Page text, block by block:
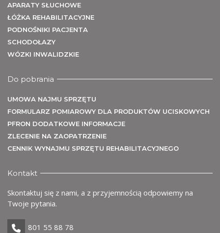
APARATY SŁUCHOWE
ŁÓŻKA REHABILITACYJNE
PODNOŚNIKI PACJENTA
SCHODOŁAZY
WÓZKI INWALIDZKIE
Do pobrania
UMOWA NAJMU SPRZĘTU
FORMULARZ POMIAROWY DLA PRODUKTÓW UCISKOWYCH
PFRON DODATKOWE INFORMACJE
ZLECENIE NA ZAOPATRZENIE
CENNIK WYNAJMU SPRZĘTU REHABILITACYJNEGO
Kontakt
Skontaktuj się z nami, a z przyjemnością odpowiemy na
Twoje pytania.
801 55 88 78